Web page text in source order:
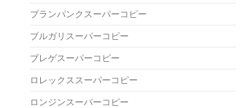
ブランパンクスーパーコピー
ブルガリスーパーコピー
ブレゲスーパーコピー
ロレックススーパーコピー
ロンジンスーパーコピー